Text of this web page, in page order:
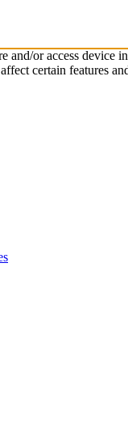
and/or access
certain features